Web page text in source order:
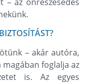
– akár autóra,
foglalja az
is. Az egyes